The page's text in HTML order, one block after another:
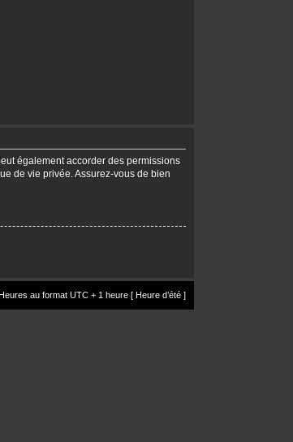
également accorder des permissions
de vie privée. Assurez-vous de bien
au format UTC + 1 heure [ Heure d’été ]